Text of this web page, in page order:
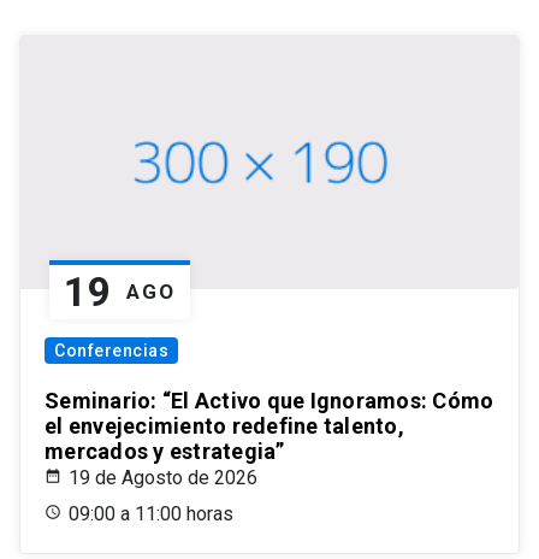
19 AGO
Conferencias
Seminario: “El Activo que Ignoramos: Cómo
el envejecimiento redefine talento,
mercados y estrategia”
19 de Agosto de 2026
09:00 a 11:00 horas